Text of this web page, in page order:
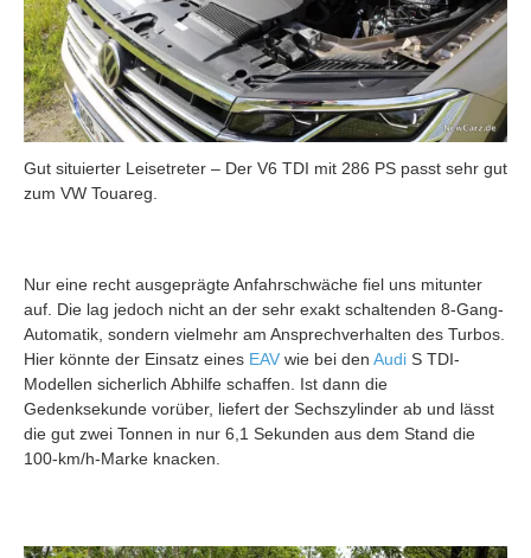
Gut situierter Leisetreter – Der V6 TDI mit 286 PS passt sehr gut
zum VW Touareg.
Nur eine recht ausgeprägte Anfahrschwäche fiel uns mitunter
auf. Die lag jedoch nicht an der sehr exakt schaltenden 8-Gang-
Automatik, sondern vielmehr am Ansprechverhalten des Turbos.
Hier könnte der Einsatz eines EAV wie bei den Audi S TDI-
Modellen sicherlich Abhilfe schaffen. Ist dann die
Gedenksekunde vorüber, liefert der Sechszylinder ab und lässt
die gut zwei Tonnen in nur 6,1 Sekunden aus dem Stand die
100-km/h-Marke knacken.